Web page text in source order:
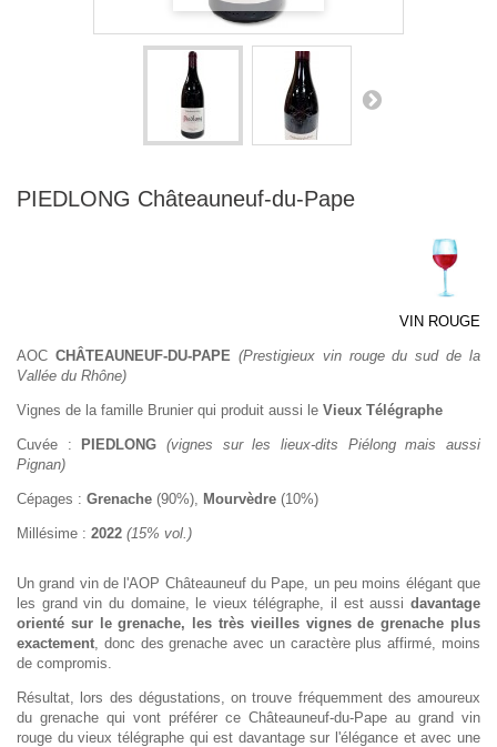
PIEDLONG Châteauneuf-du-Pape
VIN ROUGE
AOC CHÂTEAUNEUF-DU-PAPE (Prestigieux vin rouge du sud de la
Vallée du Rhône)
Vignes de la famille Brunier qui produit aussi le Vieux Télégraphe
Cuvée : PIEDLONG(vignes sur les lieux-dits Piélong mais aussi
Pignan)
Cépages : Grenache (90%), Mourvèdre (10%)
Millésime : 2022 (15% vol.)
Un grand vin de l'AOP Châteauneuf du Pape, un peu moins élégant que
les grand vin du domaine, le vieux télégraphe, il est aussi davantage
orienté sur le grenache, les très vieilles vignes de grenache plus
exactement , donc des grenache avec un caractère plus affirmé, moins
de compromis.
Résultat, lors des dégustations, on trouve fréquemment des amoureux
du grenache qui vont préférer ce Châteauneuf-du-Pape au grand vin
rouge du vieux télégraphe qui est davantage sur l'élégance et avec une